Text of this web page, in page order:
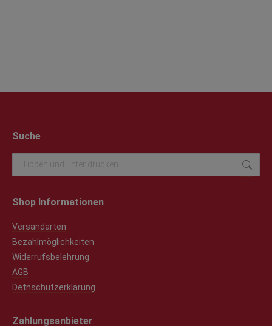
Suche
Search:
Shop Informationen
Versandarten
Bezahlmöglichkeiten
Widerrufsbelehrung
AGB
Detnschutzerklärung
Zahlungsanbieter